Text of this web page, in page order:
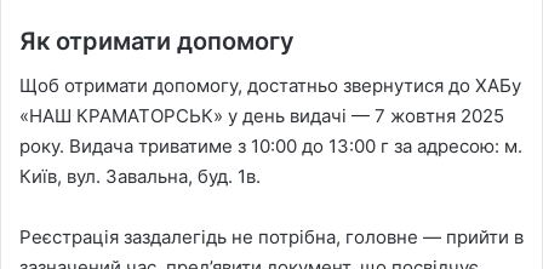
Як отримати допомогу
Щоб отримати допомогу, достатньо звернутися до ХАБу
«НАШ КРАМАТОРСЬК» у день видачі — 7 жовтня 2025
року. Видача триватиме з 10:00 до 13:00 г за адресою: м.
Київ, вул. Завальна, буд. 1в.
Реєстрація заздалегідь не потрібна, головне — прийти в